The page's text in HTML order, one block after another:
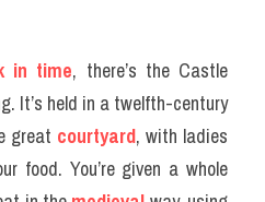
in time, there’s the Castle
It’s held in a twelfth-century
great courtyard, with ladies
food. You’re given a whole